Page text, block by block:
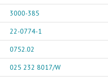
3000-385
22-0774-1
0752.02
025 232 8017/W